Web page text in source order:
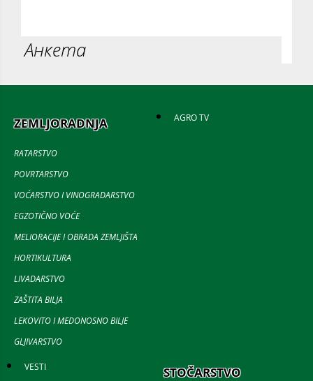
Анкета
ZEMLJORADNJA
RATARSTVO
POVRTARSTVO
VOĆARSTVO I VINOGRADARSTVO
EGZOTIČNO VOĆE
MELIORACIJE I OBRADA ZEMLJIŠTA
HORTIKULTURA
LIVADARSTVO
ZAŠTITA BILJA
LEKOVITO I MEDONOSNO BILJE
GLJIVARSTVO
AGRO TV
VESTI STOČARSTVO